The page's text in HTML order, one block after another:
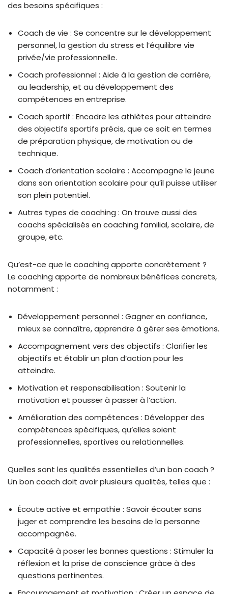
des besoins spécifiques :
Coach de vie : Se concentre sur le développement
personnel, la gestion du stress et l’équilibre vie
privée/vie professionnelle.
Coach professionnel : Aide à la gestion de carrière,
au leadership, et au développement des
compétences en entreprise.
Coach sportif : Encadre les athlètes pour atteindre
des objectifs sportifs précis, que ce soit en termes
de préparation physique, de motivation ou de
technique.
Coach d’orientation scolaire : Accompagne le jeune
dans son orientation scolaire pour qu’il puisse utiliser
son plein potentiel.
Autres types de coaching : On trouve aussi des
coachs spécialisés en coaching familial, scolaire, de
groupe, etc.
Qu’est-ce que le coaching apporte concrètement ?
Le coaching apporte de nombreux bénéfices concrets,
notamment :
Développement personnel : Gagner en confiance,
mieux se connaître, apprendre à gérer ses émotions.
Accompagnement vers des objectifs : Clarifier les
objectifs et établir un plan d’action pour les
atteindre.
Motivation et responsabilisation : Soutenir la
motivation et pousser à passer à l’action.
Amélioration des compétences : Développer des
compétences spécifiques, qu’elles soient
professionnelles, sportives ou relationnelles.
Quelles sont les qualités essentielles d’un bon coach ?
Un bon coach doit avoir plusieurs qualités, telles que :
Écoute active et empathie : Savoir écouter sans
juger et comprendre les besoins de la personne
accompagnée.
Capacité à poser les bonnes questions : Stimuler la
réflexion et la prise de conscience grâce à des
questions pertinentes.